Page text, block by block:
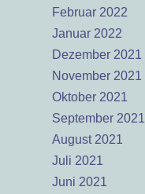
Februar 2022
Januar 2022
Dezember 2021
November 2021
Oktober 2021
September 2021
August 2021
Juli 2021
Juni 2021